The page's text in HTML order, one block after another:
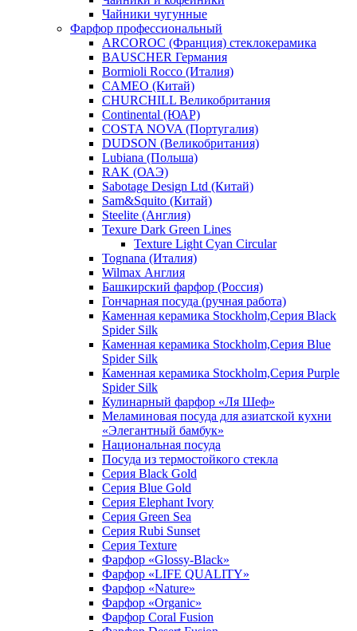
Чайники чугунные
Фарфор профессиональный
ARCOROC (Франция) стеклокерамика
BAUSCHER Германия
Bormioli Rocco (Италия)
CAMEO (Китай)
CHURCHILL Великобритания
Continental (ЮАР)
COSTA NOVA (Португалия)
DUDSON (Великобритания)
Lubiana (Польша)
RAK (ОАЭ)
Sabotage Design Ltd (Китай)
Sam&Squito (Китай)
Steelite (Англия)
Texure Dark Green Lines
Texture Light Cyan Circular
Tognana (Италия)
Wilmax Англия
Башкирский фарфор (Россия)
Гончарная посуда (ручная работа)
Каменная керамика Stockholm,Серия Black
Spider Silk
Каменная керамика Stockholm,Серия Blue
Spider Silk
Каменная керамика Stockholm,Серия Purple
Spider Silk
Кулинарный фарфор «Ля Шеф»
Меламиновая посуда для азиатской кухни
«Элегантный бамбук»
Национальная посуда
Посуда из термостойкого стекла
Серия Black Gold
Серия Blue Gold
Серия Elephant Ivory
Серия Green Sea
Серия Rubi Sunset
Серия Texture
Фарфор «Glossy-Black»
Фарфор «LIFE QUALITY»
Фарфор «Nature»
Фарфор «Organic»
Фарфор Coral Fusion